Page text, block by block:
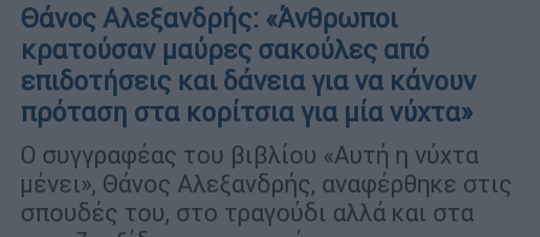
Θάνος Αλεξανδρής: «Άνθρωποι
κρατούσαν μαύρες σακούλες από
επιδοτήσεις και δάνεια για να κάνουν
πρόταση στα κορίτσια για μία νύχτα»
Ο συγγραφέας του βιβλίου «Αυτή η νύχτα
μένει», Θάνος Αλεξανδρής, αναφέρθηκε στις
σπουδές του, στο τραγούδι αλλά και στα